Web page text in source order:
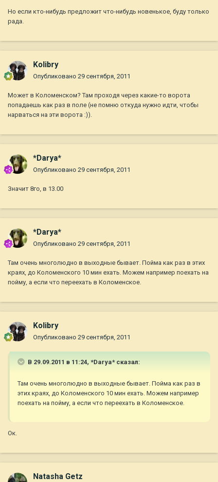
Но если кто-нибудь предложит что-нибудь новенькое, буду только
рада.
Kolibry
Опубликовано 29 сентября, 2011
Может в Коломенском? Там проходя через какие-то ворота
попадаешь как раз в поле (не помню откуда нужно идти, чтобы
нарваться на эти ворота :)).
*Darya*
Опубликовано 29 сентября, 2011
Значит 8го, в 13.00
*Darya*
Опубликовано 29 сентября, 2011
Там очень многолюдно в выходные бывает. Пойма как раз в этих
краях, до Коломенского 10 мин ехать. Можем например поехать на
пойму, а если что переехать в Коломенское.
Kolibry
Опубликовано 29 сентября, 2011
В 29.09.2011 в 11:24, *Darya* сказал:
Там очень многолюдно в выходные бывает. Пойма как раз в
этих краях, до Коломенского 10 мин ехать. Можем например
поехать на пойму, а если что переехать в Коломенское.
Ок.
Natasha Getz